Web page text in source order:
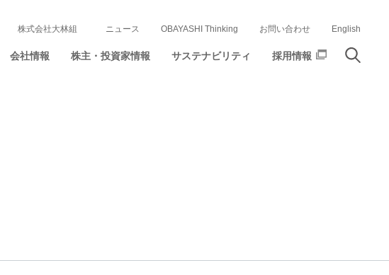
会社情報 株主・投資家情報 サステナビリティ 採用情報
株式会社大林組 ニュース OBAYASHI Thinking お問い合わせ English